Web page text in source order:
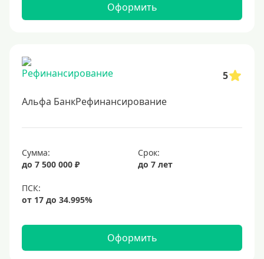
Оформить
5
Альфа БанкРефинансирование
Сумма:
до 7 500 000 ₽
Срок:
до 7 лет
Оформить